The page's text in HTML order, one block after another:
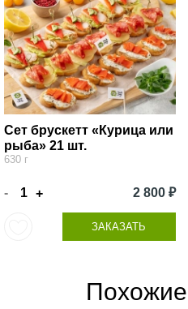
Сет брускетт «Курица или
рыба» 21 шт.
630 г
- + 2 800 ₽
ЗАКАЗАТЬ